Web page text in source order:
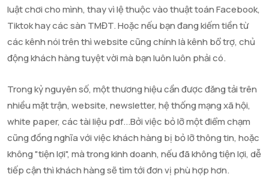
luật chơi cho mình, thay vì lệ thuộc vào thuật toán Facebook,
Tiktok hay các sàn TMĐT. Hoặc nếu bạn đang kiếm tiền từ
các kênh nói trên thì website cũng chính là kênh bổ trợ, chủ
động khách hàng tuyệt vời mà bạn luôn luôn phải có.
Trong kỷ nguyên số, một thương hiệu cần được đăng tải trên
nhiều mặt trận, website, newsletter, hệ thống mạng xã hội,
white paper, các tài liệu pdf...Bởi việc bỏ lỡ một điểm chạm
cũng đồng nghĩa với việc khách hàng bị bỏ lỡ thông tin, hoặc
không "tiện lợi", mà trong kinh doanh, nếu đã không tiện lợi, dễ
tiếp cận thì khách hàng sẽ tìm tới đơn vị phù hợp hơn.